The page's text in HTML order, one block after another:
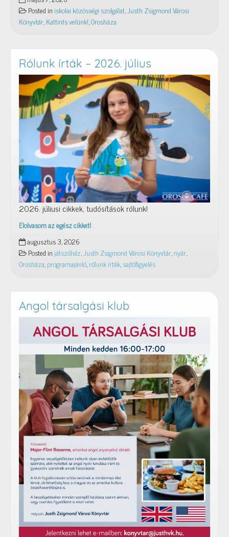
velünk!
–
2026.
Posted in iskolai közösségi szolgálat,Justh Zsigmond Városi
Könyvtár,Kattints velünk!,Orosháza
Rólunk írták – 2026. július
2026. júliusi cikkek, tudósítások rólunk!
Elolvasom az egész cikket!
Rólunk
írták
–
2026.
augusztus 3, 2026
Posted in játszóház,Justh Zsigmond Városi Könyvtár,nyár,
Orosháza,programajánló,rólunk írták,sajtófigyelés
Angol társalgási klub